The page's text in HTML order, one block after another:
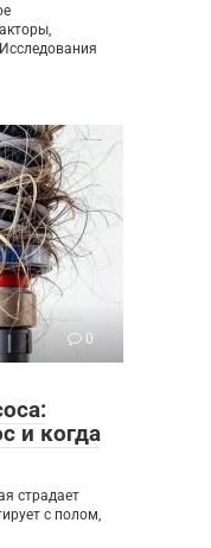
0
и когда
страдает
с полом,